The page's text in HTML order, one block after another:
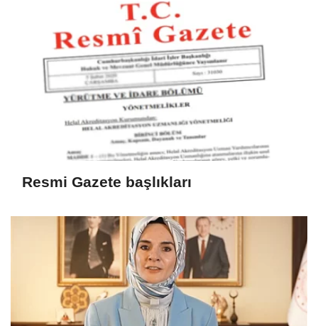
Resmi Gazete başlıkları